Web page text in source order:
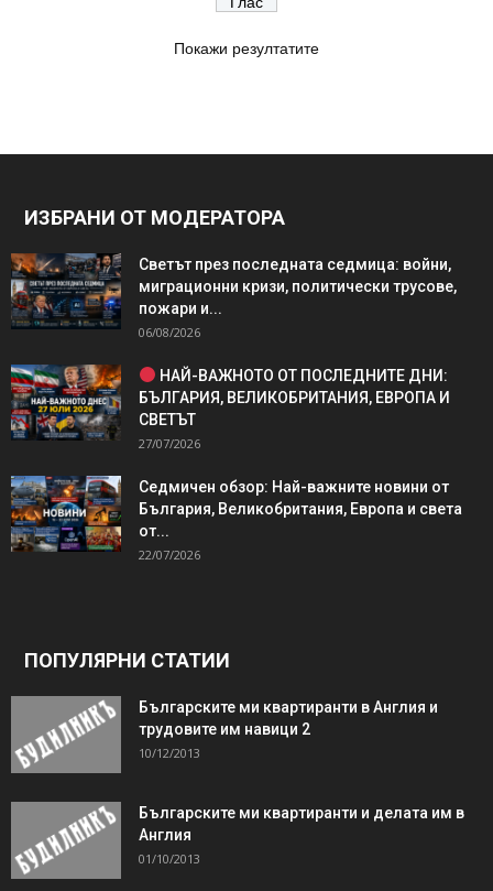
Покажи резултатите
ИЗБРАНИ ОТ МОДЕРАТОРА
Светът през последната седмица: войни,
миграционни кризи, политически трусове,
пожари и...
06/08/2026
НАЙ-ВАЖНОТО ОТ ПОСЛЕДНИТЕ ДНИ:
БЪЛГАРИЯ, ВЕЛИКОБРИТАНИЯ, ЕВРОПА И
СВЕТЪТ
27/07/2026
Седмичен обзор: Най-важните новини от
България, Великобритания, Европа и света
от...
22/07/2026
ПОПУЛЯРНИ СТАТИИ
Българските ми квартиранти в Англия и
трудовите им навици 2
10/12/2013
Българските ми квартиранти и делата им в
Англия
01/10/2013